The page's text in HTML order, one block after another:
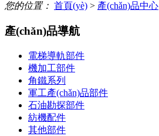
您的位置： 首頁(yè) > 產(chǎn)品中心
產(chǎn)品導航
電梯導軌部件
機加工部件
角鐵系列
軍工產(chǎn)品部件
石油勘探部件
紡機配件
其他部件